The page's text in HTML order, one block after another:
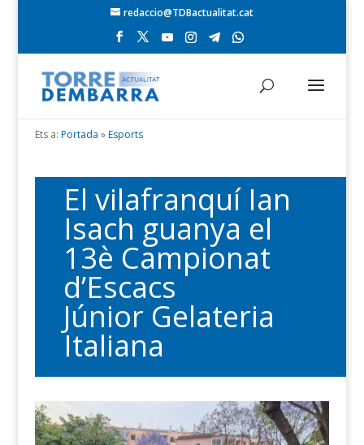
redaccio@TDBactualitat.cat
Ets a: Portada »Esports
El vilafranquí Ian
Isach guanya el
13è Campionat
d’Escacs
Júnior Gelateria
Italiana